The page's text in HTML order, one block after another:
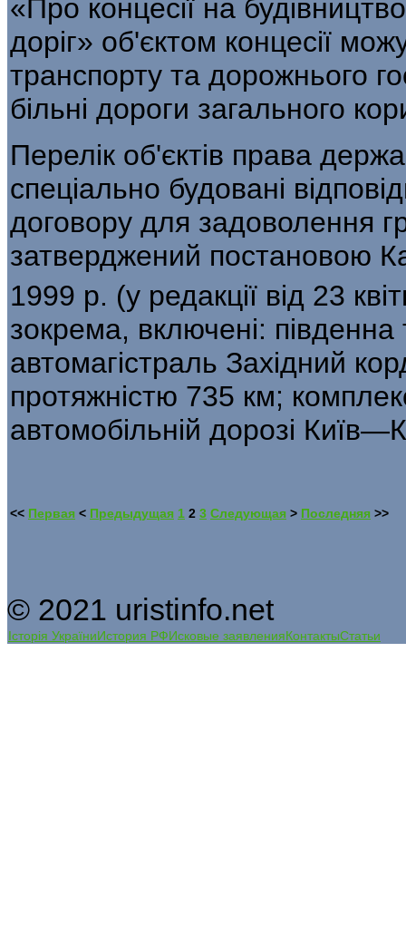
«Про концесії на
доріг» об'єктом концесії
транспорту та дорожнього
більні дороги загального
Перелік об'єктів права
спеціально будовані
договору для задоволення
затверджений постано­вою
1999 р. (у редакції від 23
зокрема, включені:
автомагістраль Західний
протяжністю 735 км;
автомобільній дорозі
<< Первая < Предыдущая 1 2 3 Следующая > Последняя >>
© 2021 uristinfo.net
Історія УкраїниИстория РФИсковые заявленияКонтактыСтатьи